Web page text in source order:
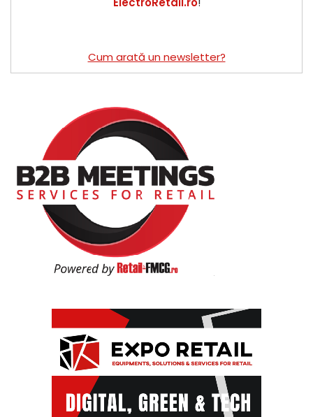
Cum arată un newsletter?